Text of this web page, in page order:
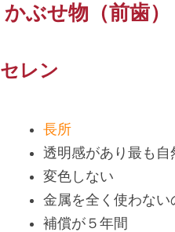
ぶせ物（前歯）
レン
長所
透明感があり最も自
変色しない
金属を全く使わない
補償が５年間